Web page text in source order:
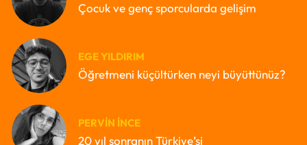
Çocuk ve genç sporcularda gelişim
EGE YILDIRIM
Öğretmeni küçültürken neyi büyüttünüz?
PERVIN İNCE
20 yıl sonranın Türkiye’si